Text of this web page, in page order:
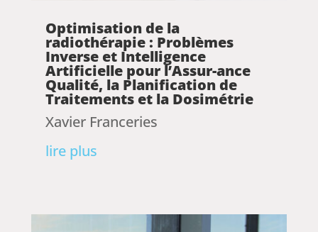
Optimisation de la
radiothérapie : Problèmes
Inverse et Intelligence
Artificielle pour l’Assur-ance
Qualité, la Planification de
Traitements et la Dosimétrie
Xavier Franceries
lire plus